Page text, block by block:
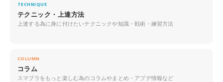
TECHNIQUE
テクニック・上達方法
上達する為に身に付けたいテクニックや知識・戦術・練習方法
COLUMN
コラム
スマブラをもっと楽しむ為のコラムやまとめ・アプデ情報など